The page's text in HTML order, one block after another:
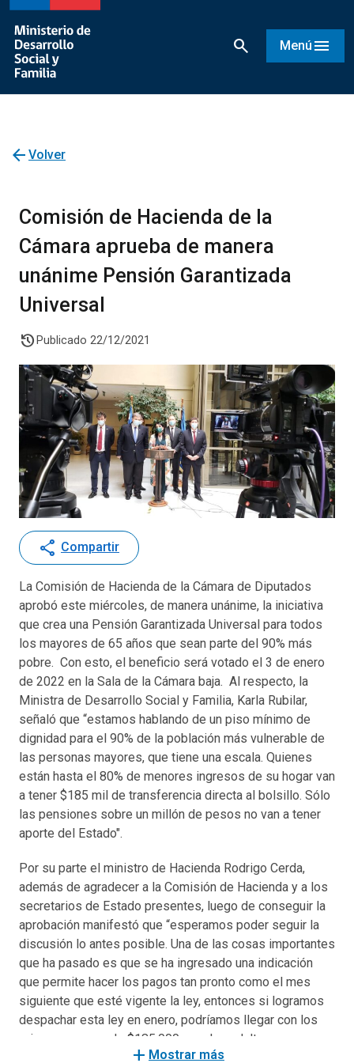
search Menú menu
arrow_back Volver
Comisión de Hacienda de la
Cámara aprueba de manera
unánime Pensión Garantizada
Universal
history Publicado 22/12/2021
share Compartir
La Comisión de Hacienda de la Cámara de Diputados
aprobó este miércoles, de manera unánime, la iniciativa
que crea una Pensión Garantizada Universal para todos
los mayores de 65 años que sean parte del 90% más
pobre. Con esto, el beneficio será votado el 3 de enero
de 2022 en la Sala de la Cámara baja. Al respecto, la
Ministra de Desarrollo Social y Familia, Karla Rubilar,
señaló que “estamos hablando de un piso mínimo de
dignidad para el 90% de la población más vulnerable de
las personas mayores, que tiene una escala. Quienes
están hasta el 80% de menores ingresos de su hogar van
a tener $185 mil de transferencia directa al bolsillo. Sólo
las pensiones sobre un millón de pesos no van a tener
aporte del Estado".
Por su parte el ministro de Hacienda Rodrigo Cerda,
además de agradecer a la Comisión de Hacienda y a los
secretarios de Estado presentes, luego de conseguir la
aprobación manifestó que “esperamos poder seguir la
discusión lo antes posible. Una de las cosas importantes
que ha pasado es que se ha ingresado una indicación
que permite hacer los pagos tan pronto como el mes
siguiente que esté vigente la ley, entonces si logramos
despachar esta ley en enero, podríamos llegar con los
primeros pagos de $185.000 para los adultos mayores
desde febrero del próximo año. Esperamos tener el
add Mostrar más